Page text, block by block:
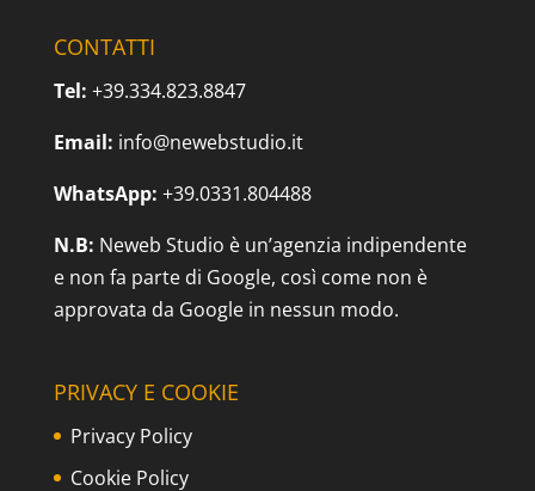
CONTATTI
Tel: +39.334.823.8847
Email: info@newebstudio.it
WhatsApp: +39.0331.804488
N.B: Neweb Studio è un’agenzia indipendente
e non fa parte di Google, così come non è
approvata da Google in nessun modo.
PRIVACY E COOKIE
Privacy Policy
Cookie Policy